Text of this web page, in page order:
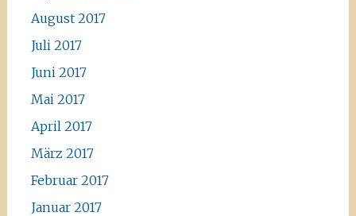
August 2017
Juli 2017
Juni 2017
Mai 2017
April 2017
März 2017
Februar 2017
Januar 2017